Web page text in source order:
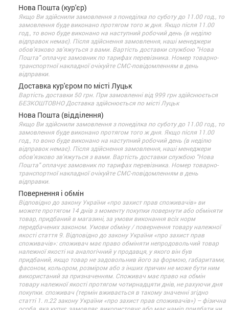
Нова Пошта (кур'єр)
Якщо Ви здійснили замовлення з понеділка по суботу до 11.00 год., то
замовлення буде виконано протягом того ж дня. Якщо після 11.00
год., то воно буде виконано на наступний робочий день (в неділю
відправок немає). Після здійснення замовлення, наші менеджери
обов'язково зв'яжуться з вами. Вартість доставки службою "Нова
Пошта" оплачує замовник по тарифах перевізника. Номер товарно-
транспортної накладної очікуйте СМС-повідомленням в день
відправки.
Доставка кур'єром по місті Луцьк
Вартість доставки 50 грн. При замовленні від 999 грн здійснюється
БЕЗКОШТОВНО Доставка здійснюється по місті Луцьк
Нова Пошта (відділення)
Якщо Ви здійснили замовлення з понеділка по суботу до 11.00 год., то
замовлення буде виконано протягом того ж дня. Якщо після 11.00
год., то воно буде виконано на наступний робочий день (в неділю
відправок немає). Після здійснення замовлення, наші менеджери
обов'язково зв'яжуться з вами. Вартість доставки службою "Нова
Пошта" оплачує замовник по тарифах перевізника. Номер товарно-
транспортної накладної очікуйте СМС-повідомленням в день
відправки.
Повернення і обмін
Відповідно до закону України «про захист прав споживачів» ви
можете протягом 14 днів з моменту покупки повернути або обміняти
товар, придбаний в магазині, за умови виконання всіх норм
передбачених законом. Умови обміну / повернення товару належної
якості стаття 9. Відповідно до закону України «про захист прав
споживачів»: споживач має право обміняти непродовольчий товар
належної якості на аналогічний у продавця, у якого він був
придбаний, якщо товар не задовольнив його за формою, габаритами,
фасоном, кольором, розміром або з інших причин не може бути ним
використаний за призначенням. Споживач має право на обмін
товару належної якості протягом чотирнадцяти днів, не рахуючи дня
покупки. споживач (термін вживається в такому значенні згідно
статті 1. п.22 закону України «про захист прав споживачів») – фізична